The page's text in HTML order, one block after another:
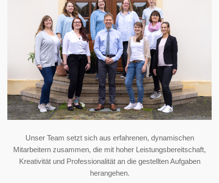
Unser Team setzt sich aus erfahrenen, dynamischen
Mitarbeitern zusammen, die mit hoher Leistungsbereitschaft,
Kreativität und Professionalität an die gestellten Aufgaben
herangehen.